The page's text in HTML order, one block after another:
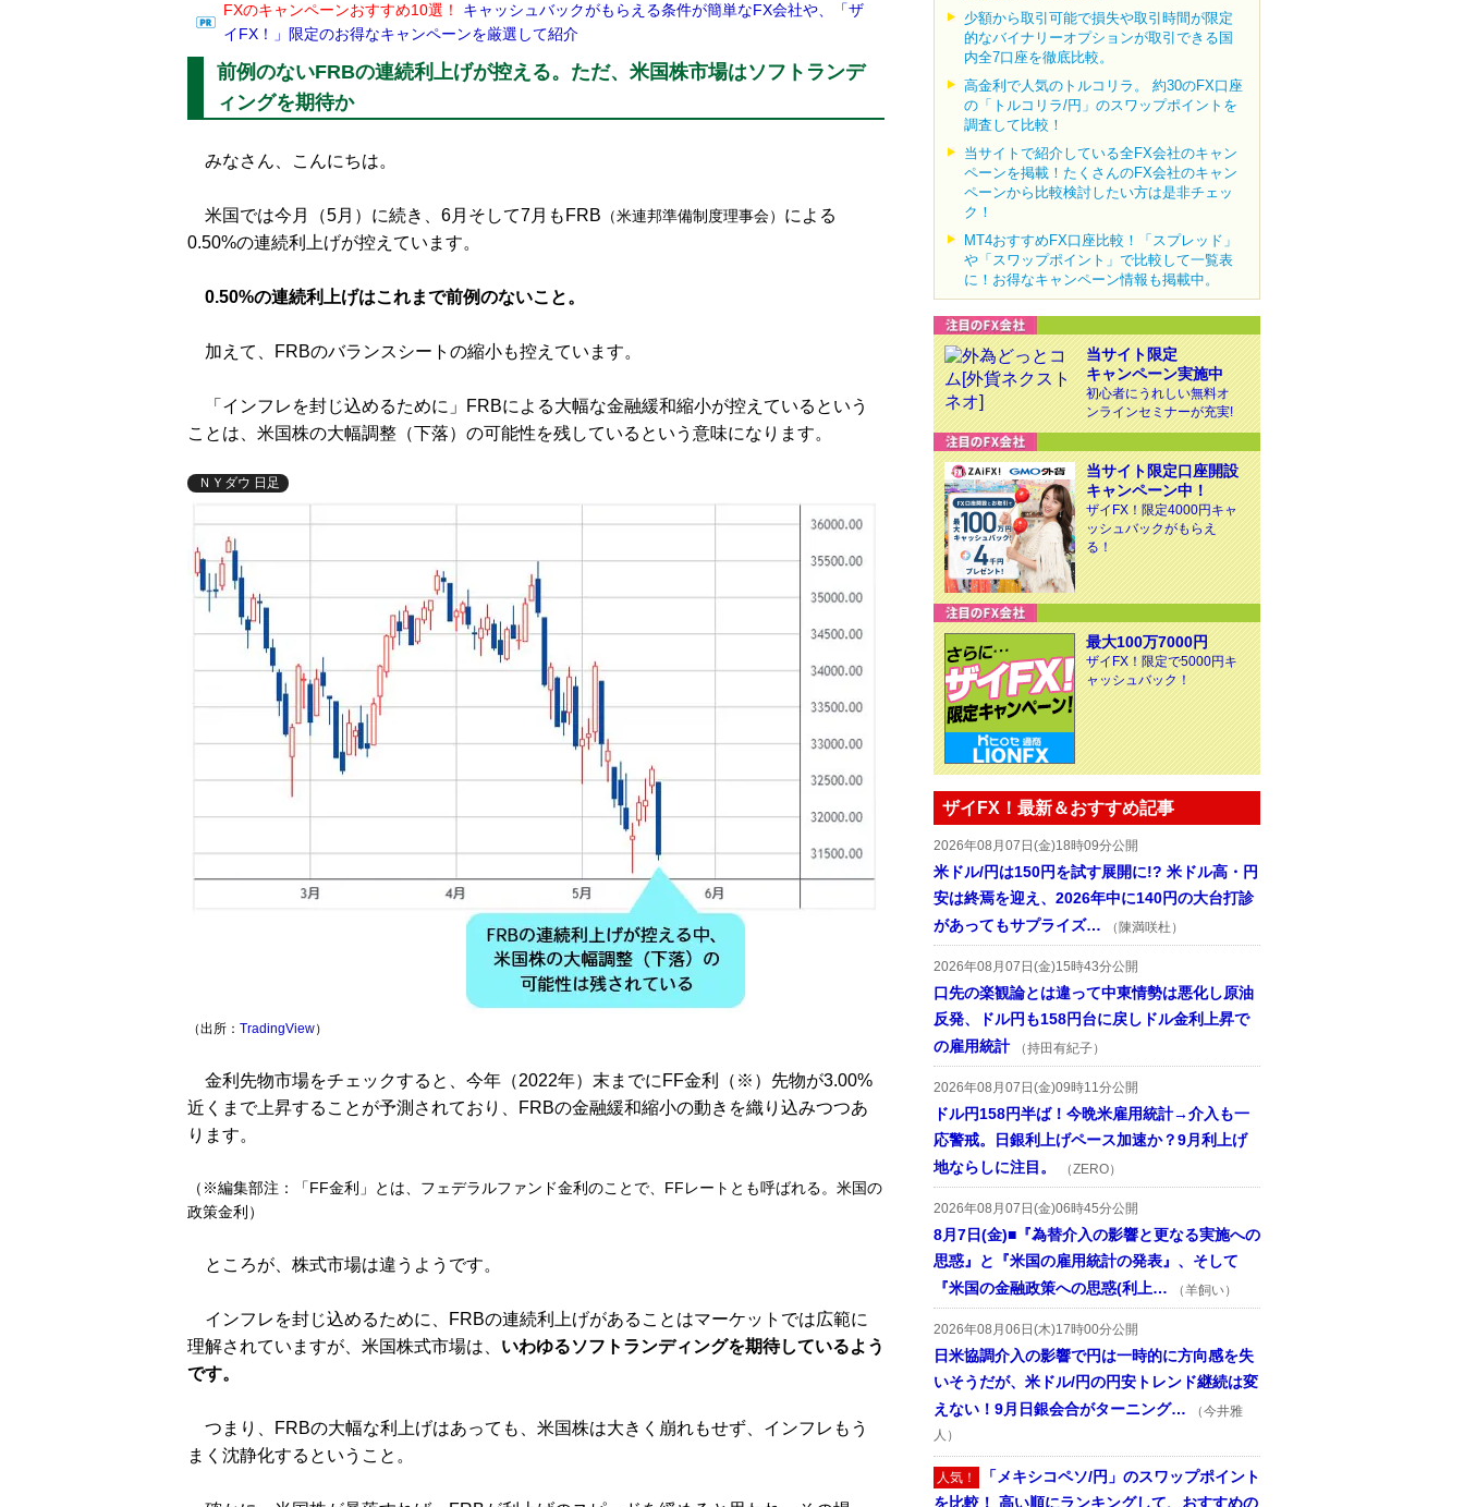
FXのキャンペーンおすすめ10選！
キャッシュバックがもらえる条件が簡単なFX会社や、「ザ
イFX！」限定のお得なキャンペーンを厳選して紹介
前例のないFRBの連続利上げが控える。ただ、米国株市場はソフトランデ
ィングを期待か
みなさん、こんにちは。
米国では今月（5月）に続き、6月そして7月もFRB （米連邦準備制度理事会） による
0.50%の連続利上げが控えています。
0.50%の連続利上げはこれまで前例のないこと。
加えて、FRBのバランスシートの縮小も控えています。
「インフレを封じ込めるために」FRBによる大幅な金融緩和縮小が控えているという
ことは、米国株の大幅調整（下落）の可能性を残しているという意味になります。
ＮＹダウ 日足
（出所： TradingView）
金利先物市場をチェックすると、今年（2022年）末までにFF金利（※）先物が3.00%
近くまで上昇することが予測されており、FRBの金融緩和縮小の動きを織り込みつつあ
ります。
（※編集部注：「FF金利」とは、フェデラルファンド金利のことで、FFレートとも呼ばれる。米国の
政策金利）
ところが、株式市場は違うようです。
インフレを封じ込めるために、FRBの連続利上げがあることはマーケットでは広範に
理解されていますが、米国株式市場は、 いわゆるソフトランディングを期待しているよう
です。
つまり、FRBの大幅な利上げはあっても、米国株は大きく崩れもせず、インフレもう
まく沈静化するということ。
少額から取引可能で損失や取引時間が限定
的なバイナリーオプションが取引できる国
内全7口座を徹底比較。
高金利で人気のトルコリラ。 約30のFX口座
の「トルコリラ/円」のスワップポイントを
調査して比較！
当サイトで紹介している全FX会社のキャン
ペーンを掲載！たくさんのFX会社のキャン
ペーンから比較検討したい方は是非チェッ
ク！
MT4おすすめFX口座比較！「スプレッド」
や「スワップポイント」で比較して一覧表
に！お得なキャンペーン情報も掲載中。
当サイト限定
キャンペーン実施中
初心者にうれしい無料オ
ンラインセミナーが充実!
当サイト限定口座開設
キャンペーン中！
ザイFX！限定4000円キャ
ッシュバックがもらえ
る！
最大100万7000円
ザイFX！限定で5000円キ
ャッシュバック！
ザイFX！最新＆おすすめ記事
2026年08月07日(金)18時09分公開
米ドル/円は150円を試す展開に!? 米ドル高・円
安は終焉を迎え、2026年中に140円の大台打診
があってもサプライズ…
（陳満咲杜）
2026年08月07日(金)15時43分公開
口先の楽観論とは違って中東情勢は悪化し原油
反発、ドル円も158円台に戻しドル金利上昇で
の雇用統計
（持田有紀子）
2026年08月07日(金)09時11分公開
ドル円158円半ば！今晩米雇用統計→介入も一
応警戒。日銀利上げペース加速か？9月利上げ
地ならしに注目。
（ZERO）
2026年08月07日(金)06時45分公開
8月7日(金)■『為替介入の影響と更なる実施への
思惑』と『米国の雇用統計の発表』、そして
『米国の金融政策への思惑(利上…
（羊飼い）
2026年08月06日(木)17時00分公開
日米協調介入の影響で円は一時的に方向感を失
いそうだが、米ドル/円の円安トレンド継続は変
えない！9月日銀会合がターニング…
（今井雅
人）
人気！ 「メキシコペソ/円」のスワップポイント
を比較！ 高い順にランキングして、おすすめの